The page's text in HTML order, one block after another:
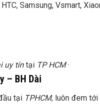
Samsung, Vsmart,
uy tíntại TP HCM·
– BH Dài
tại TPHCM, luôn đem tới